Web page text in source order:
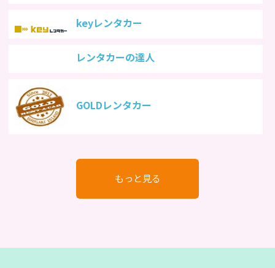
keyレンタカー
レンタカーの達人
GOLDレンタカー
もっと見る